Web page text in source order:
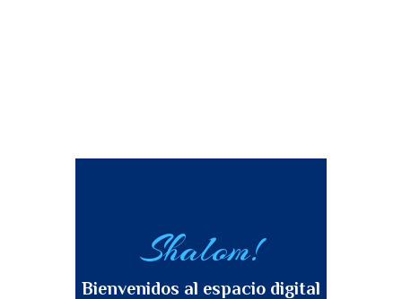
Shalom!
Bienvenidos al espacio digital